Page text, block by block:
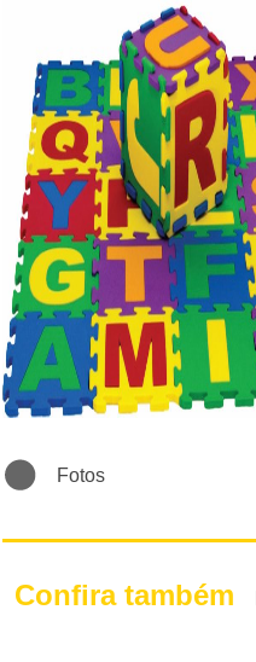
Fotos
Confira também